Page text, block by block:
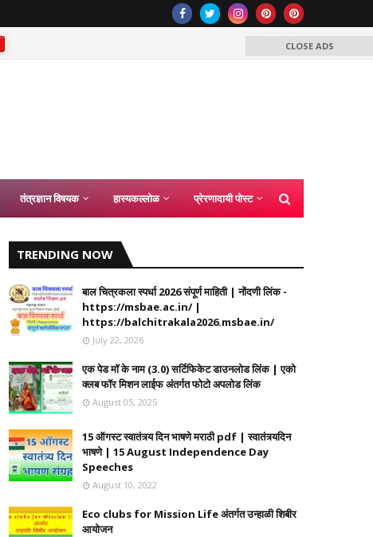
तंत्रज्ञान विषयक हास्यकल्लोळ प्रेरणादायी पोस्ट
TRENDING NOW
बाल चित्रकला स्पर्धा 2026 संपूर्ण माहिती | नोंदणी लिंक -
https://msbae.ac.in/ |
https://balchitrakala2026.msbae.in/
July 22, 2026
एक पेड मॉ के नाम (3.0) सर्टिफिकेट डाउनलोड लिंक | एको
क्लब फॉर मिशन लाईफ अंतर्गत फोटो अपलोड लिंक
August 05, 2025
15 ऑगस्ट स्वातंत्र्य दिन भाषणे मराठी pdf | स्वातंत्र्यदिन
भाषणे | 15 August Independence Day
Speeches
August 10, 2022
Eco clubs for Mission Life अंतर्गत उन्हाळी शिबीर
आयोजन
CLOSE ADS